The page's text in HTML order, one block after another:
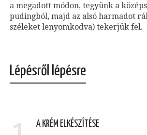
a megadott módon, tegyünk a
pudingból, majd az alsó harmadot
széleket lenyomkodva) tekerjük fel.
Lépésről lépésre
A KRÉM ELKÉSZÍTÉSE